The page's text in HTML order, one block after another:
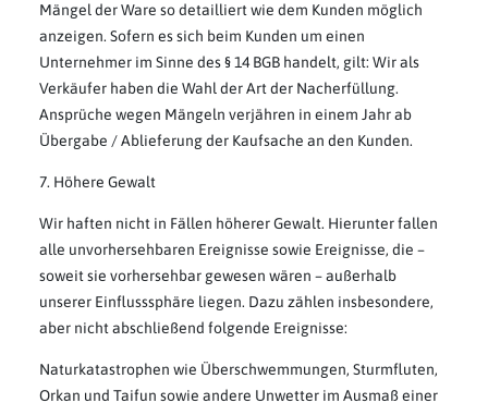
Mängel der Ware so detailliert wie dem Kunden möglich
anzeigen. Sofern es sich beim Kunden um einen
Unternehmer im Sinne des § 14 BGB handelt, gilt: Wir als
Verkäufer haben die Wahl der Art der Nacherfüllung.
Ansprüche wegen Mängeln verjähren in einem Jahr ab
Übergabe / Ablieferung der Kaufsache an den Kunden.
7. Höhere Gewalt
Wir haften nicht in Fällen höherer Gewalt. Hierunter fallen
alle unvorhersehbaren Ereignisse sowie Ereignisse, die –
soweit sie vorhersehbar gewesen wären – außerhalb
unserer Einflusssphäre liegen. Dazu zählen insbesondere,
aber nicht abschließend folgende Ereignisse:
Naturkatastrophen wie Überschwemmungen, Sturmfluten,
Orkan und Taifun sowie andere Unwetter im Ausmaß einer